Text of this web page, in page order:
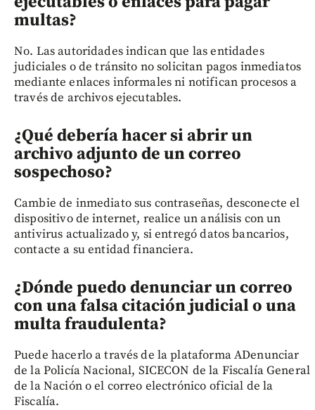
multas?
No. Las autoridades indican que las entidades
judiciales o de tránsito no solicitan pagos inmediatos
mediante enlaces informales ni notifican procesos a
través de archivos ejecutables.
¿Qué debería hacer si abrir un
archivo adjunto de un correo
sospechoso?
Cambie de inmediato sus contraseñas, desconecte el
dispositivo de internet, realice un análisis con un
antivirus actualizado y, si entregó datos bancarios,
contacte a su entidad financiera.
¿Dónde puedo denunciar un correo
con una falsa citación judicial o una
multa fraudulenta?
Puede hacerlo a través de la plataforma ADenunciar
de la Policía Nacional, SICECON de la Fiscalía General
de la Nación o el correo electrónico oficial de la
Fiscalía.